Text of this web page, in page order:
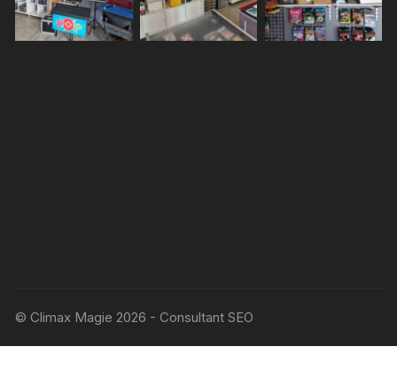
© Climax Magie 2026 - Consultant SEO